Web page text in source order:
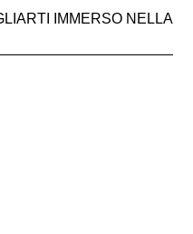
IMMERSO NELLA